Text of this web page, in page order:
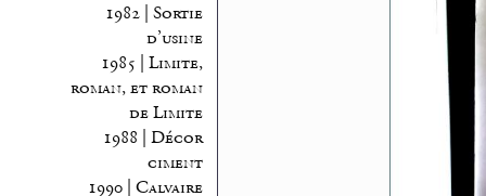
1982 | Sortie
d’usine
1985 | Limite,
roman, et roman
de Limite
1988 | Décor
ciment
1990 | Calvaire